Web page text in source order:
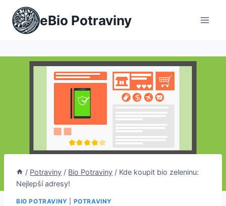
Přeskočit
obsah
eBio Potraviny
/ Potraviny / Bio Potraviny / Kde koupit bio zeleninu:
Nejlepší adresy!
BIO POTRAVINY POTRAVINY